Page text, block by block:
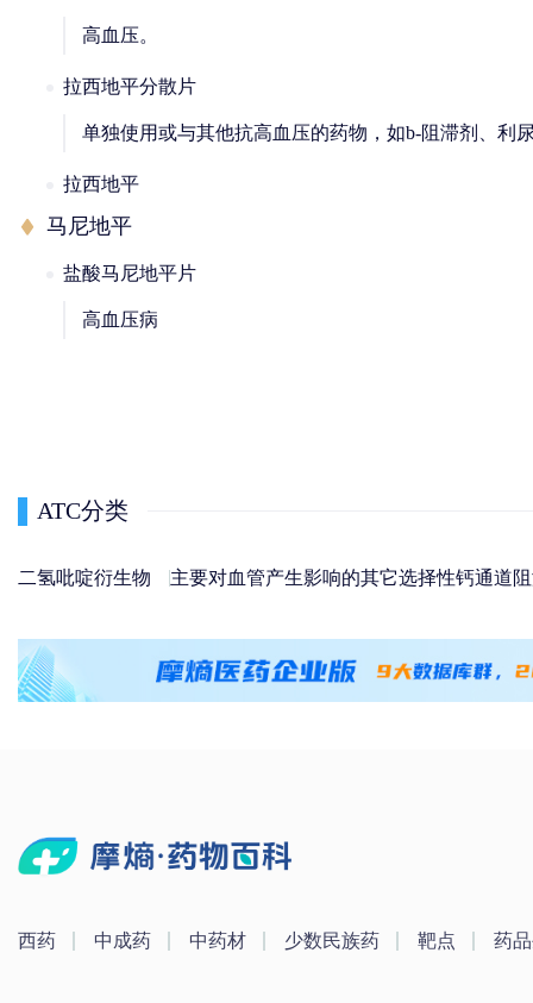
高血压。
拉西地平分散片
单独使用或与其他抗高血压的药物，如b-阻滞剂、利
拉西地平
马尼地平
盐酸马尼地平片
高血压病
ATC分类
二氢吡啶衍生物 主要对血管产生影响的其它选择性钙通道
西药 中成药 中药材 少数民族药 靶点 药